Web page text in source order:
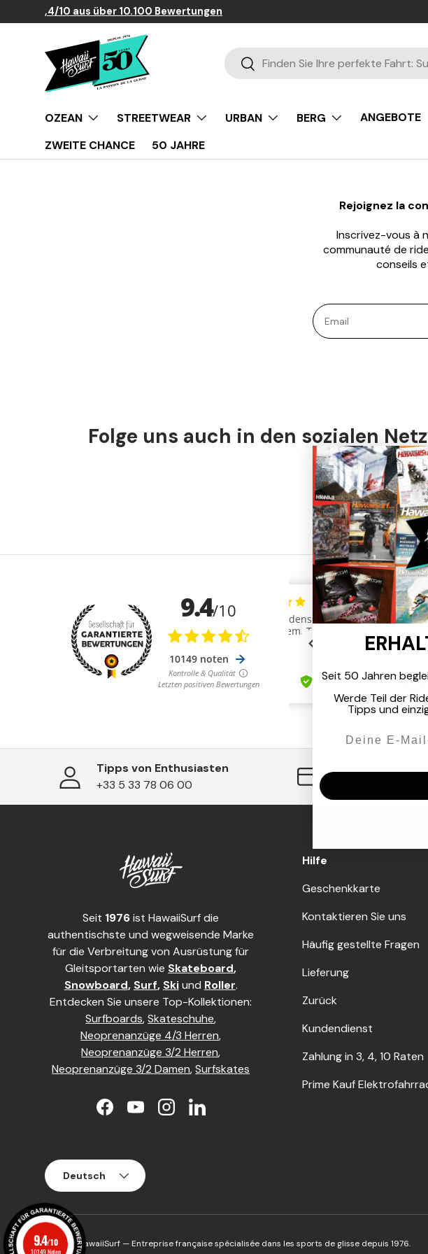
Direkt zum Inhalt
⭐9,4/10 aus über 10.100 Bewertungen
Suchen
Suchen
OZEAN STREETWEAR URBAN BERG ANGEBOTE
ZWEITE CHANCE
50 JAHRE
Rejoignez la
Inscrivez-vous à
communauté de
conseils
Folge uns auch in den sozialen
Tipps von Enthusiasten
+33 5 33 78 06 00
Seit 1976ist HawaiiSurf die
authentischste und wegweisende Marke
für die Verbreitung von Ausrüstung für
Gleitsportarten wie Skateboard,
Snowboard, Surf, Skiund Roller.
Entdecken Sie unsere Top-Kollektionen:
Surfboards,Skateschuhe,
Neoprenanzüge 4/3 Herren,
Neoprenanzüge 3/2 Herren,
Neoprenanzüge 3/2 Damen,Surfskates
FacebookYouTubeInstagramLinkedIn
Hilfe
Geschenkkarte
Kontaktieren Sie uns
Häufig gestellte Fragen
Lieferung
Zurück
Kundendienst
Zahlung in 3, 4, 10 Raten
Prime Kauf
Sprache
Deutsch
© 2026HawaiiSurf— Entreprise française spécialisée dans les sports de glisse depuis 1976.
9.4/10
10149 Noten
Seit 50 Jahren
Werde Teil der
Tipps und